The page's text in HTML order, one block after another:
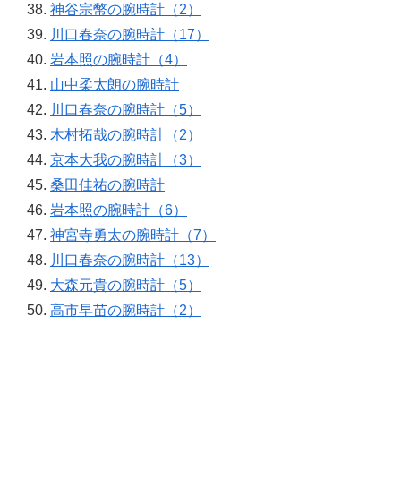
神谷宗幣の腕時計（2）
川口春奈の腕時計（17）
岩本照の腕時計（4）
山中柔太朗の腕時計
川口春奈の腕時計（5）
木村拓哉の腕時計（2）
京本大我の腕時計（3）
桑田佳祐の腕時計
岩本照の腕時計（6）
神宮寺勇太の腕時計（7）
川口春奈の腕時計（13）
大森元貴の腕時計（5）
高市早苗の腕時計（2）